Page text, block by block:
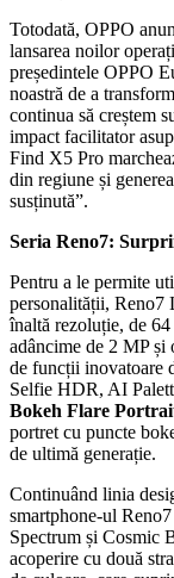
Totodată, OPPO
lansarea noilor
președintele OPPO
noastră de a
continua să creștem
impact facilitator
Find X5 Pro
din regiune și
susținută”.
Seria Reno7:
Pentru a le permite
personalității, Reno7
înaltă rezoluție, de
adâncime de 2 MP și
de funcții inovatoare
Selfie HDR, AI
Bokeh Flare
portret cu puncte
de ultimă generație.
Continuând linia
smartphone-ul
Spectrum și Cosmic
acoperire cu două